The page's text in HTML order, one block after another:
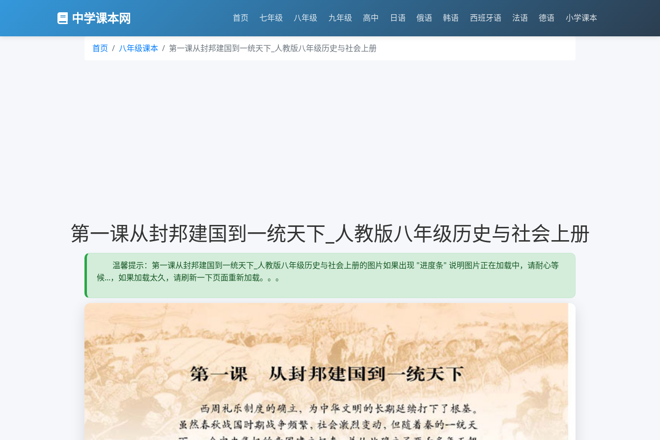
中学课本网 首页 七年级 八年级 九年级 高中 日语 俄语 韩语 西班牙语 法语 德语 小学课本
首页 八年级课本 第一课从封邦建国到一统天下_人教版八年级历史与社会上册
第一课从封邦建国到一统天下_人教版八年级历史与社会上册
温馨提示：第一课从封邦建国到一统天下_人教版八年级历史与社会上册的图片如果出现 "进度条" 说明图片正在加载中，请耐心等
候...，如果加载太久，请刷新一下页面重新加载。。。